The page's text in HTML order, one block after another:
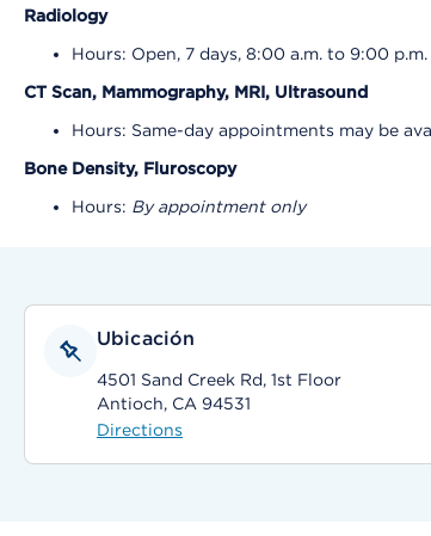
Radiology
Hours: Open, 7 days, 8:00 a.m. to 9:00 p.m.
CT Scan, Mammography, MRI, Ultrasound
Hours: Same-day appointments may be
Bone Density, Fluroscopy
Hours: By appointment only
Ubicación
4501 Sand Creek Rd, 1st Floor
Antioch, CA 94531
Directions